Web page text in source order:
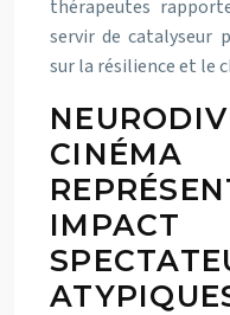
thérapeutes
servir de catalyseur
sur la résilience et le